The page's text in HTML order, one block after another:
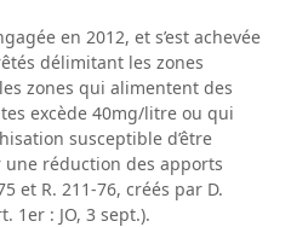
en 2012, et s’est achevée
délimitant les zones
zones qui alimentent des
excède 40mg/litre ou qui
susceptible d’être
réduction des apports
et R. 211-76, créés par D.
1er : JO, 3 sept.).